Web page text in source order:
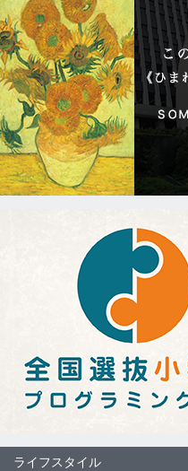
ライフスタイル